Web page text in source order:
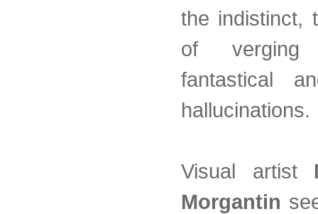
the indistinct,
of
fantastical
hallucinations.
Visual artist
Morgantin